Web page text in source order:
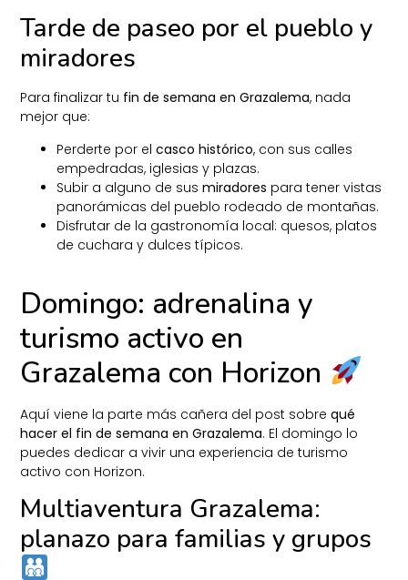
Tarde de paseo por el pueblo y
miradores
Para finalizar tu fin de semana en Grazalema, nada
mejor que:
Perderte por elcasco histórico, con sus calles
empedradas, iglesias y plazas.
Subir a alguno de susmiradores para tener vistas
panorámicas del pueblo rodeado de montañas.
Disfrutar de la gastronomía local: quesos, platos
de cuchara y dulces típicos.
Domingo: adrenalina y
turismo activo en
Grazalema con Horizon
Aquí viene la parte más cañera del post sobrequé
hacer el fin de semana en Grazalema. El domingo lo
puedes dedicar a vivir una experiencia de turismo
activo con Horizon.
Multiaventura Grazalema:
planazo para familias y grupos